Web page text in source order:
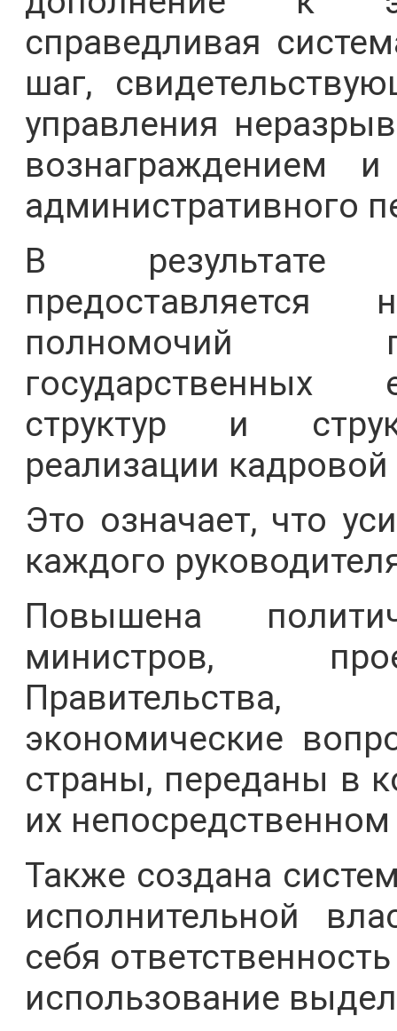
справедливая
шаг,
управления
вознаграждением
административного
В результате
полномочий
структур и
реализации
Это означает, что
каждого
Повышена
министров,
экономические
страны, переданы в
их непосредственном
Также создана
исполнительной
себя
использование